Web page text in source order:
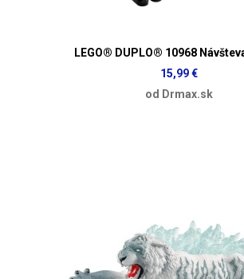
LEGO® DUPLO® 10968
15,99 €
od Drmax.sk